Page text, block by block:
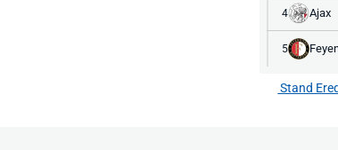
4 Ajax
5
Stand